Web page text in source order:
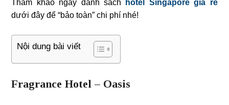
Tham khảo ngay danh sách
hotel Singapore giá rẻ
dưới đây để “bảo toàn” chi phí nhé!
Nội dung bài viết
Fragrance Hotel – Oasis